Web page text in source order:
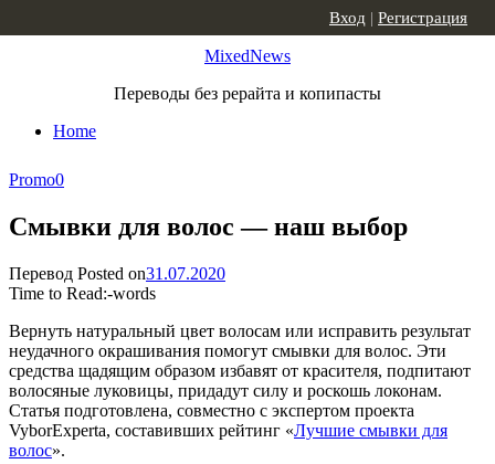
MixedNews
Переводы без рерайта и копипасты
Home
Вход | Регистрация
Promo0
Смывки для волос — наш выбор
Перевод Posted on31.07.2020
Time to Read:-words
Вернуть натуральный цвет волосам или исправить результат
неудачного окрашивания помогут смывки для волос. Эти
средства щадящим образом избавят от красителя, подпитают
волосяные луковицы, придадут силу и роскошь локонам.
Статья подготовлена, совместно с экспертом проекта
VyborExperta, составивших рейтинг «Лучшие смывки для
волос».